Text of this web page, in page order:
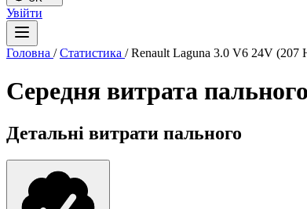
Увійти
Головна / Статистика / Renault Laguna 3.0 V6 24V (207
Середня витрата пального
Детальні витрати пального